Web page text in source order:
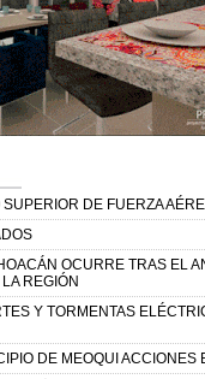
DE FUERZA
OCURRE TRAS EL
REGIÓN
Y TORMENTAS
DE MEOQUI ACCIONES